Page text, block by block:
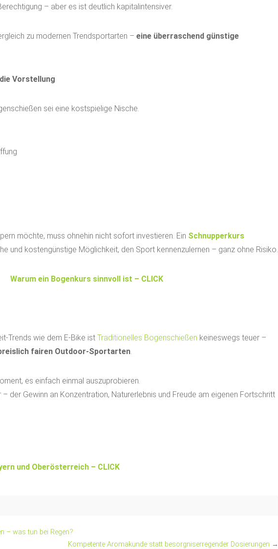
– aber es ist deutlich kapitalintensiver.
zu modernen Trendsportarten – eine überraschend günstige
Vorstellung
sei eine kostspielige Nische.
möchte, muss ohnehin nicht sofort investieren. Ein Schnupperkurs
und kostengünstige Möglichkeit, den Sport kennenzulernen – ganz ohne Risiko.
Warum ein Bogenkurs sinnvoll ist – CLICK
Trends wie dem E-Bike ist Traditionelles Bogenschießen keineswegs teuer –
fairen Outdoor-Sportarten.
es einfach einmal auszuprobieren.
der Gewinn an Konzentration, Naturerlebnis und Freude am eigenen Fortschritt
und Oberösterreich – CLICK
– was tun bei Regen?
Kompetente Aromakunde statt besorgniserregender Dosierungen →